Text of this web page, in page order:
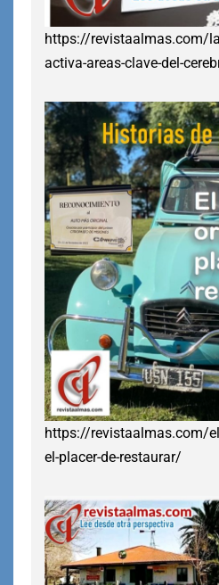
https://revistaalmas.com/
activa-areas-clave-del-
https://revistaalmas.com/
el-placer-de-restaurar/